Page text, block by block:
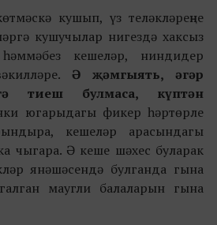
кушып, үз теләкләреңне
кушучылар нигездә хаксыз
кешеләр, ниндидер
Ә җәмгыять, әгәр
тиеш булмаса, күптән
югарыдагы фикер һәртөрле
кешеләр арасындагы
чыгара. Ә кеше шәхес буларак
янәшәсендә булганда гына
маугли балаларын гына